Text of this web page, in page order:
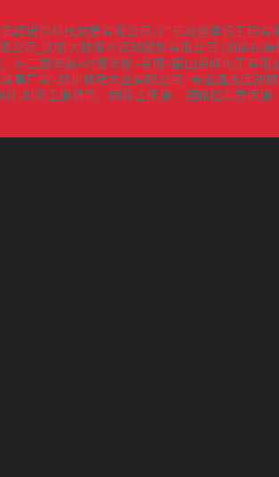
德诺尔科技发展有限公司
广东崴盛建设工程有
公司_沈阳大联潜水运动策划有限公司
湖南包
4-二氯苯酚-对氯苯酚-金硕-唐山金坤化工有限
亭厂家-郑州林雅木业有限公司
专业酒店活动
,职业工服销售，团体工作服，道路检测劳保服